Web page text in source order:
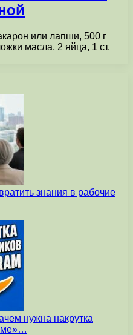
или лапши, 500 г
масла, 2 яйца, 1 ст.
знания в рабочие
нужна накрутка